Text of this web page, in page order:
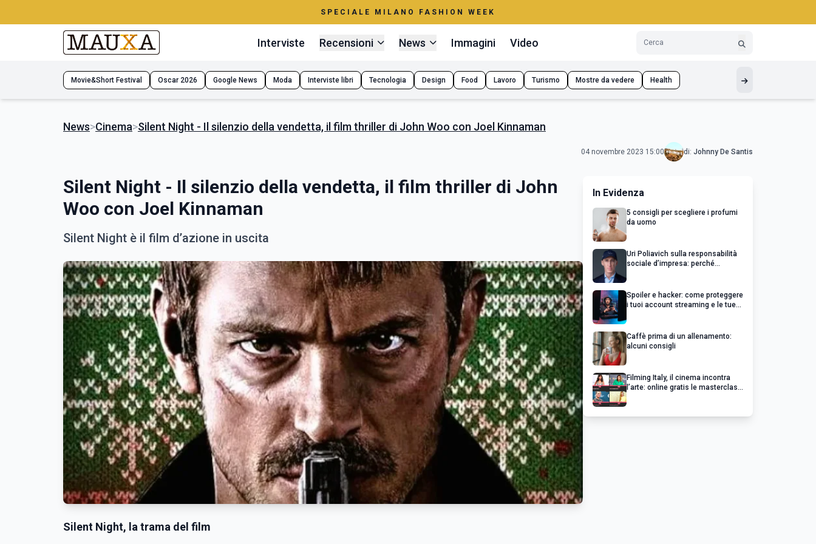
SPECIALE MILANO FASHION WEEK
Interviste Recensioni News Immagini Video
Movie&Short Festival Oscar 2026 Google News Moda Interviste libri Tecnologia Design Food Lavoro Turismo Mostre da vedere Health
News>Cinema>Silent Night - Il silenzio della vendetta, il film thriller di John Woo con Joel Kinnaman
04 novembre 2023 15:00 di: Johnny De Santis
Silent Night - Il silenzio della vendetta, il film thriller di John
Woo con Joel Kinnaman
Silent Night è il film d’azione in uscita
Silent Night, la trama del film
In Evidenza
5 consigli per scegliere i profumi
da uomo
Uri Poliavich sulla responsabilità
sociale d’impresa: perché
Spoiler e hacker: come proteggere
i tuoi account streaming e le tue
Caffè prima di un allenamento:
alcuni consigli
Filming Italy, il cinema incontra
l’arte: online gratis le masterclass